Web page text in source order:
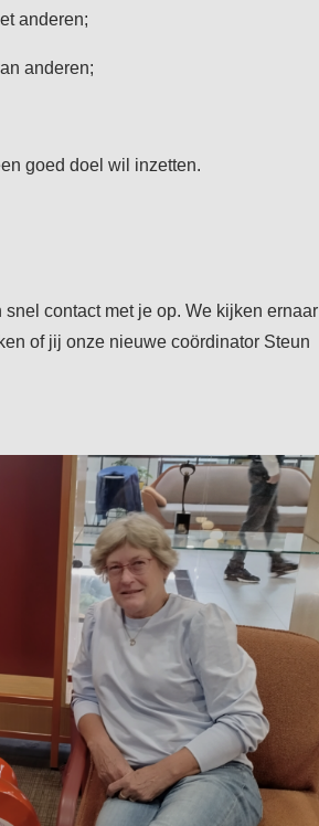
anderen;
anderen;
goed doel wil inzetten.
contact met je op. We kijken ernaar
of jij onze nieuwe coördinator Steun